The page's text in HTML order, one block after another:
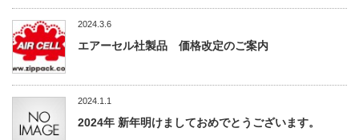
2024.3.6
エアーセル社製品 価格改定のご案内
2024.1.1
2024年 新年明けましておめでとうございます。